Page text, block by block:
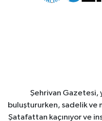
Şehrivan Gazetesi,
buluştururken, sadelik ve
Şatafattan kaçınıyor ve